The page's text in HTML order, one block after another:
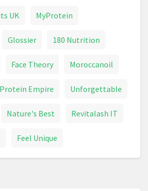
UK MyProtein
Glossier 180 Nutrition
Face Theory Moroccanoil
Protein Empire Unforgettable
Nature's Best Revitalash IT
Feel Unique